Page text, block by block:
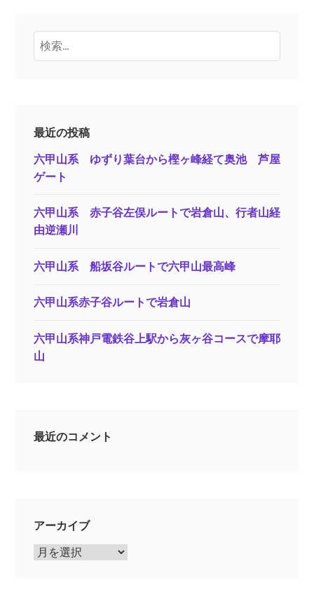
検
索:
最近の投稿
六甲山系 ゆずり葉台から樫ヶ峰経て奥池 芦屋
ゲート
六甲山系 赤子谷左俣ルートで岩倉山、行者山経
由逆瀬川
六甲山系 船坂谷ルートで六甲山最高峰
六甲山系赤子谷ルートで岩倉山
六甲山系神戸電鉄谷上駅から灰ヶ谷コースで摩耶
山
最近のコメント
アーカイブ
ア